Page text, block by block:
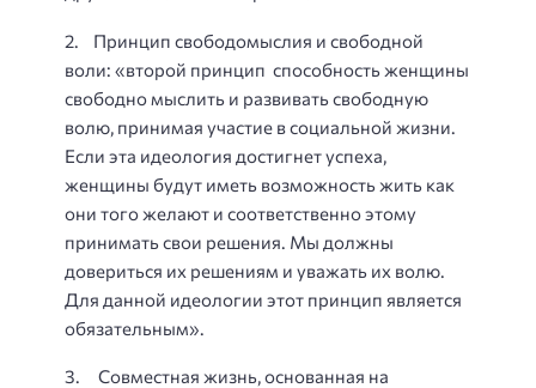
2. Принцип свободомыслия и свободной
воли: «второй принцип способность женщины
свободно мыслить и развивать свободную
волю, принимая участие в социальной жизни.
Если эта идеология достигнет успеха,
женщины будут иметь возможность жить как
они того желают и соответственно этому
принимать свои решения. Мы должны
довериться их решениям и уважать их волю.
Для данной идеологии этот принцип является
обязательным».
3. Совместная жизнь, основанная на